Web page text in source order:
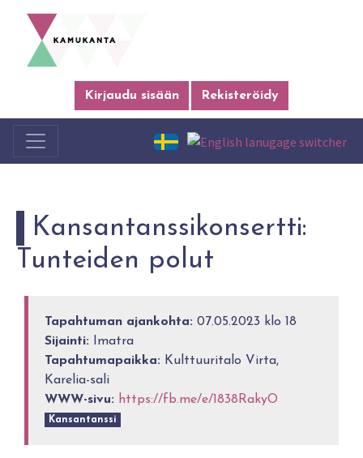
Kirjaudu sisään Rekisteröidy
Kansantanssikonsertti:
Tunteiden polut
Tapahtuman ajankohta: 07.05.2023 klo 18
Sijainti: Imatra
Tapahtumapaikka: Kulttuuritalo Virta,
Karelia-sali
WWW-sivu: https://fb.me/e/1838RakyO
Kansantanssi